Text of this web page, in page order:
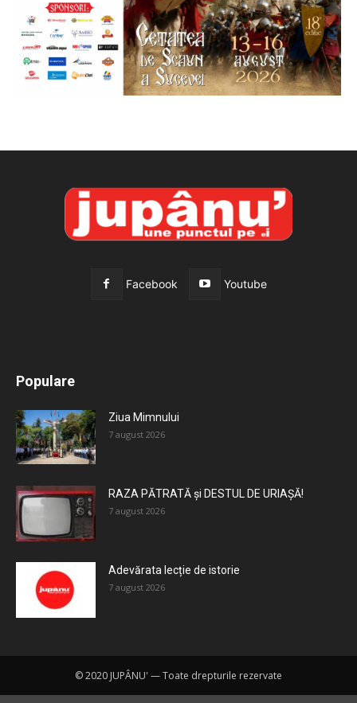
Facebook Youtube
Populare
Ziua Mimnului
7 august 2026
RAZA PĂTRATĂ și DESTUL DE URIAȘĂ!
7 august 2026
Adevărata lecție de istorie
7 august 2026
© 2020 JUPÂNU' — Toate drepturile rezervate